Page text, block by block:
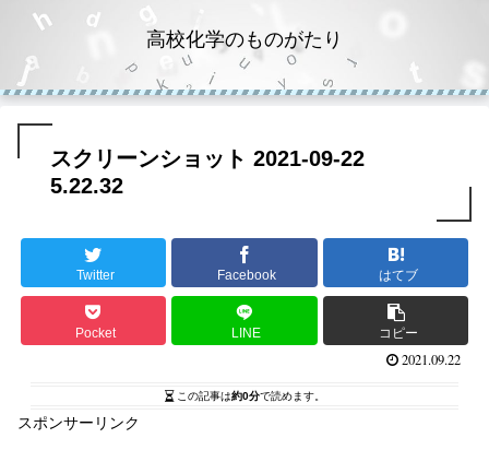
高校化学のものがたり
スクリーンショット 2021-09-22
5.22.32
Twitter Facebook はてブ
Pocket LINE コピー
2021.09.22
この記事は約0分で読めます。
スポンサーリンク